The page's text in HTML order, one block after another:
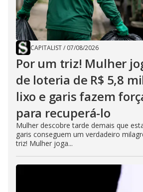
CAPITALIST/ 07/08/2026
Por um triz! Mulher
de loteria de R$ 5,8
lixo e garis fazem
para recuperá-lo
Mulher descobre tarde demais que
garis conseguem um verdadeiro
triz! Mulher joga...